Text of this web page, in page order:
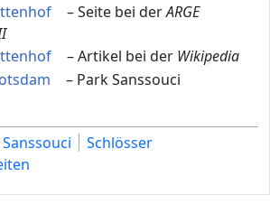
– Seite bei derARGE
– Artikel bei der Wikipedia
– Park Sanssouci
Schlösser